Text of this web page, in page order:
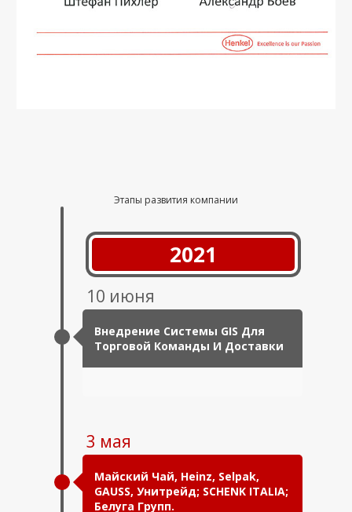
Этапы развития компании
2021
10 июня
Внедрение Системы GIS Для
Торговой Команды И Доставки
3 мая
Майский Чай, Heinz, Selpak,
GAUSS, Унитрейд; SCHENK ITALIA;
Белуга Групп.